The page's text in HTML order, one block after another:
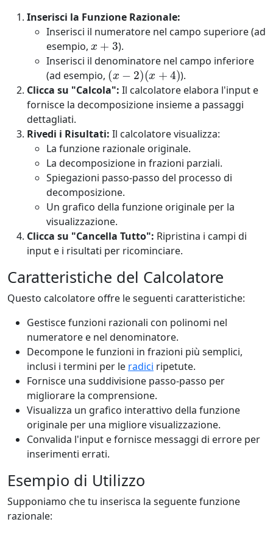
Inserisci la Funzione Razionale:
Inserisci il numeratore nel campo superiore (ad
esempio,
x+3
).
Inserisci il denominatore nel campo inferiore
(ad esempio,
(x−2)(x+4)
).
Clicca su "Calcola": Il calcolatore elabora l'input e
fornisce la decomposizione insieme a passaggi
dettagliati.
Rivedi i Risultati: Il calcolatore visualizza:
La funzione razionale originale.
La decomposizione in frazioni parziali.
Spiegazioni passo-passo del processo di
decomposizione.
Un grafico della funzione originale per la
visualizzazione.
Clicca su "Cancella Tutto": Ripristina i campi di
input e i risultati per ricominciare.
Caratteristiche del Calcolatore
Questo calcolatore offre le seguenti caratteristiche:
Gestisce funzioni razionali con polinomi nel
numeratore e nel denominatore.
Decompone le funzioni in frazioni più semplici,
inclusi i termini per le radici ripetute.
Fornisce una suddivisione passo-passo per
migliorare la comprensione.
Visualizza un grafico interattivo della funzione
originale per una migliore visualizzazione.
Convalida l'input e fornisce messaggi di errore per
inserimenti errati.
Esempio di Utilizzo
Supponiamo che tu inserisca la seguente funzione
razionale: